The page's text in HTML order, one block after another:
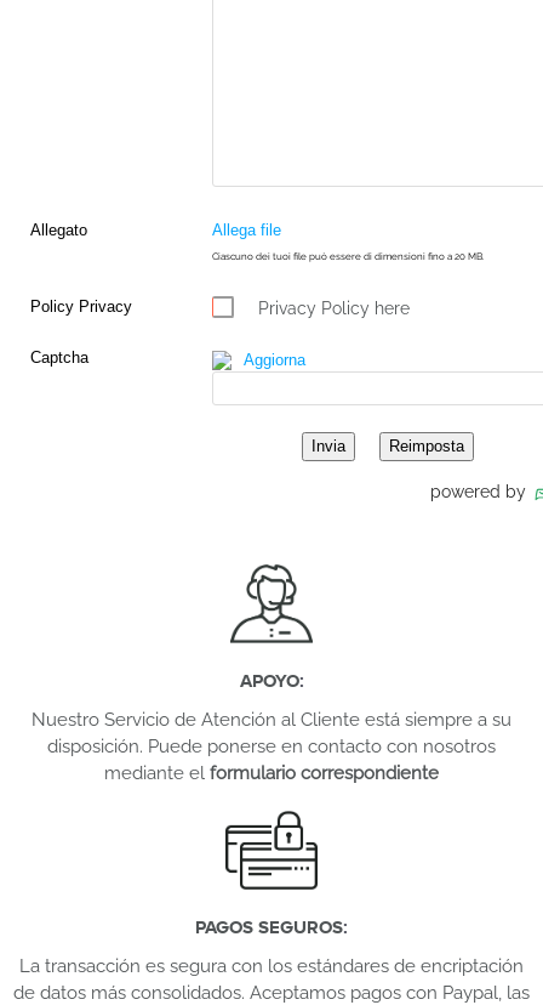
Allegato Allega file
Ciascuno dei tuoi file può essere di dimensioni fino a 20 MB.
Policy Privacy Privacy Policy here
Captcha Aggiorna
powered by
APOYO:
Nuestro Servicio de Atención al Cliente está siempre a su
disposición. Puede ponerse en contacto con nosotros
mediante el formulario correspondiente
PAGOS SEGUROS:
La transacción es segura con los estándares de encriptación
de datos más consolidados. Aceptamos pagos con Paypal, las